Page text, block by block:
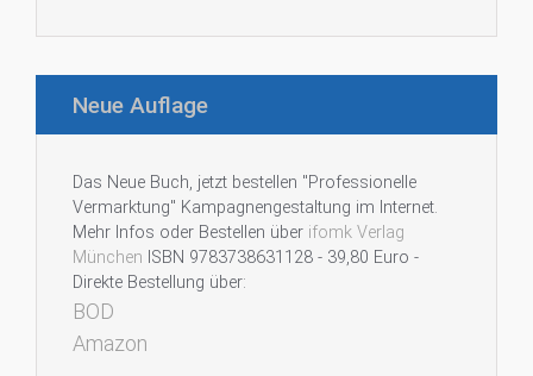
Neue Auflage
Das Neue Buch, jetzt bestellen "Professionelle
Vermarktung" Kampagnengestaltung im Internet.
Mehr Infos oder Bestellen über ifomk Verlag
München ISBN 9783738631128 - 39,80 Euro -
Direkte Bestellung über:
BOD
Amazon